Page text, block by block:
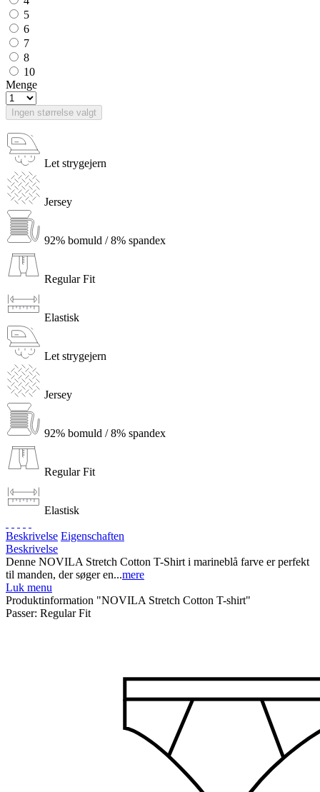
5
6
7
8
10
Menge
Ingen størrelse valgt
Let strygejern
Jersey
92% bomuld / 8% spandex
Regular Fit
Elastisk
Let strygejern
Jersey
92% bomuld / 8% spandex
Regular Fit
Elastisk
Beskrivelse Eigenschaften
Beskrivelse
Denne NOVILA Stretch Cotton T-Shirt i marineblå farve er perfekt
til manden, der søger en...mere
Luk menu
Produktinformation "NOVILA Stretch Cotton T-shirt"
Passer: Regular Fit